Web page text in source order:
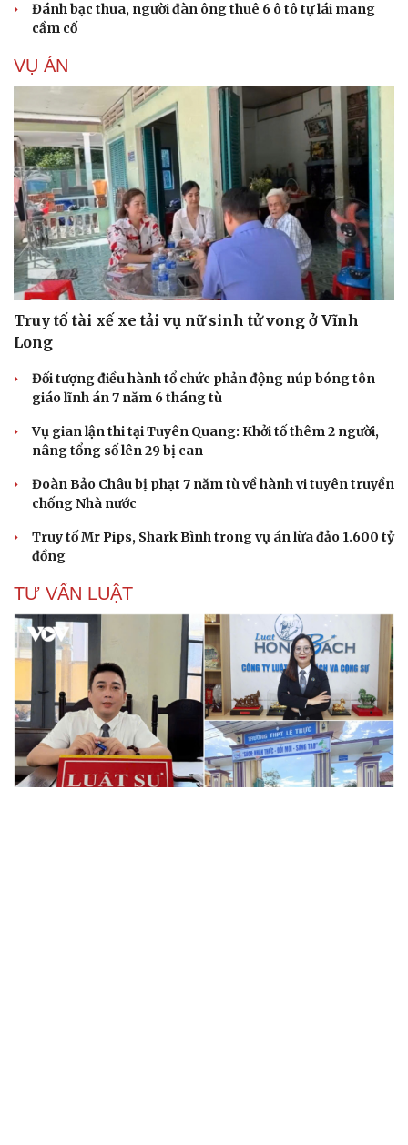
Đánh bạc thua, người đàn ông thuê 6 ô tô tự lái mang
cầm cố
VỤ ÁN
Truy tố tài xế xe tải vụ nữ sinh tử vong ở Vĩnh
Long
Đối tượng điều hành tổ chức phản động núp bóng tôn
giáo lĩnh án 7 năm 6 tháng tù
Vụ gian lận thi tại Tuyên Quang: Khởi tố thêm 2 người,
nâng tổng số lên 29 bị can
Đoàn Bảo Châu bị phạt 7 năm tù về hành vi tuyên truyền
chống Nhà nước
Truy tố Mr Pips, Shark Bình trong vụ án lừa đảo 1.600 tỷ
đồng
TƯ VẤN LUẬT